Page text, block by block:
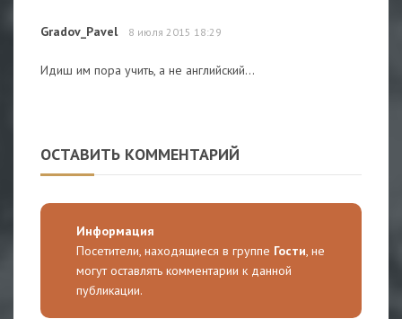
Gradov_Pavel 8 июля 2015 18:29
Идиш им пора учить, а не английский...
ОСТАВИТЬ КОММЕНТАРИЙ
Информация
Посетители, находящиеся в группе Гости, не
могут оставлять комментарии к данной
публикации.